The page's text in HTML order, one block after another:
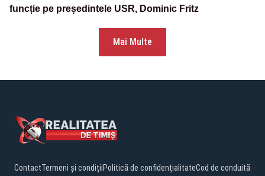
funcție pe președintele USR, Dominic Fritz
Mai Multe
ContactTermeni și condițiiPolitică de confidențialitateCod de conduită